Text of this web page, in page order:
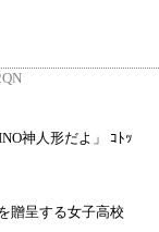
神人形だよ」 ｺﾄｯ
贈呈する女子高校